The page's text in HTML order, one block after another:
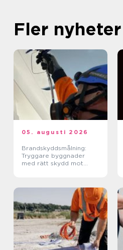
Fler nyheter
05. augusti 2026
Brandskyddsmålning:
Tryggare byggnader
med rätt skydd mot